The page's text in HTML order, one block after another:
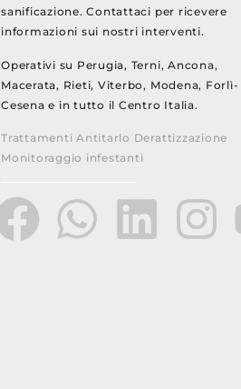
sanificazione. Contattaci per ricevere
informazioni sui nostri interventi.
Operativi su Perugia, Terni, Ancona,
Macerata, Rieti, Viterbo, Modena, Forlì-
Cesena e in tutto il Centro Italia.
Trattamenti Antitarlo Derattizzazione
Monitoraggio infestanti